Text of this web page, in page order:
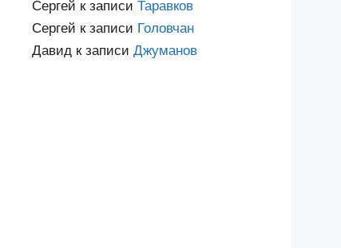
Сергей к записи Таравков
Сергей к записи Головчан
Давид к записи Джуманов